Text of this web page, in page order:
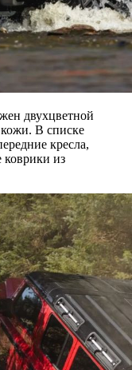
двухцветной
кожи. В списке
кресла,
коврики из